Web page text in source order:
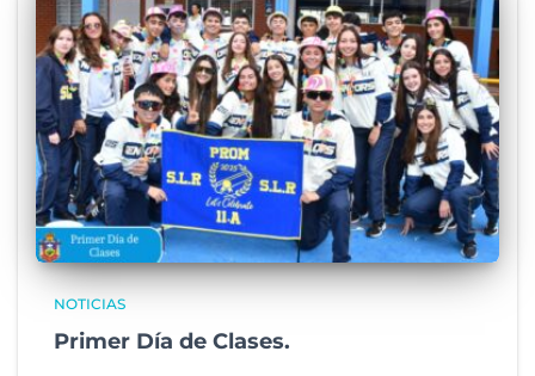
NOTICIAS
Primer Día de Clases.